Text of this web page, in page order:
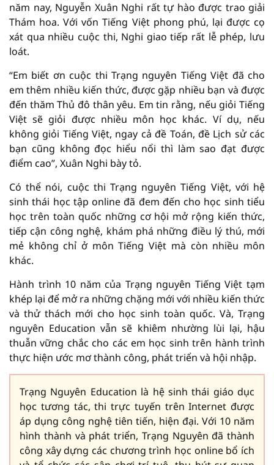
năm nay, Nguyễn Xuân Nghi rất tự hào được trao giải
Thám hoa. Với vốn Tiếng Việt phong phú, lại được cọ
xát qua nhiều cuộc thi, Nghi giao tiếp rất lễ phép, lưu
loát.
“Em biết ơn cuộc thi Trạng nguyên Tiếng Việt đã cho
em thêm nhiều kiến thức, được gặp nhiều bạn và được
đến thăm Thủ đô thân yêu. Em tin rằng, nếu giỏi Tiếng
Việt sẽ giỏi được nhiều môn học khác. Ví dụ, nếu
không giỏi Tiếng Việt, ngay cả đề Toán, đề Lịch sử các
bạn cũng không đọc hiểu nổi thì làm sao đạt được
điểm cao”, Xuân Nghi bày tỏ.
Có thể nói, cuộc thi Trạng nguyên Tiếng Việt, với hệ
sinh thái học tập online đã đem đến cho học sinh tiểu
học trên toàn quốc những cơ hội mở rộng kiến thức,
tiếp cận công nghệ, khám phá những điều lý thú, mới
mẻ không chỉ ở môn Tiếng Việt mà còn nhiều môn
khác.
Hành trình 10 năm của Trạng nguyên Tiếng Việt tạm
khép lại để mở ra những chặng mới với nhiều kiến thức
và thử thách mới cho học sinh toàn quốc. Và, Trạng
nguyên Education vẫn sẽ khiêm nhường lùi lại, hậu
thuẫn vững chắc cho các em học sinh trên hành trình
thực hiện ước mơ thành công, phát triển và hội nhập.
Trạng Nguyên Education là hệ sinh thái giáo dục
học tương tác, thi trực tuyến trên Internet được
áp dụng công nghệ tiên tiến, hiện đại. Với 10 năm
hình thành và phát triển, Trạng Nguyên đã thành
công xây dựng các chương trình học online bổ ích